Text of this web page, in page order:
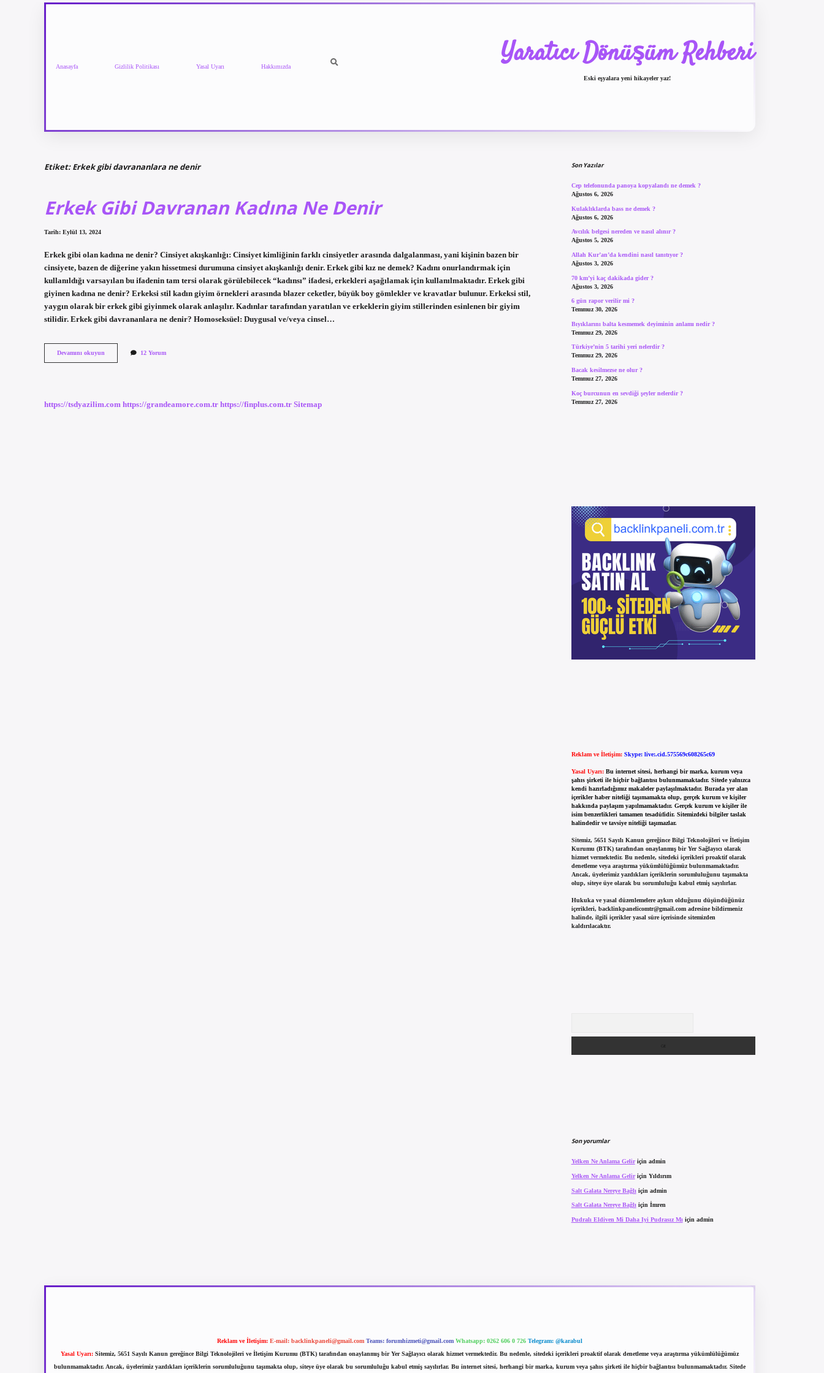
Anasayfa Gizlilik Politikası Yasal Uyarı Hakkımızda Yaratıcı Dönüşüm Rehberi
Eski eşyalara yeni hikayeler yaz!
Etiket:Erkek gibi davrananlara ne denir
Erkek Gibi Davranan Kadına Ne Denir
Tarih: Eylül 13, 2024
Erkek gibi olan kadına ne denir? Cinsiyet akışkanlığı: Cinsiyet kimliğinin farklı cinsiyetler arasında dalgalanması, yani kişinin bazen bir
cinsiyete, bazen de diğerine yakın hissetmesi durumuna cinsiyet akışkanlığı denir. Erkek gibi kız ne demek? Kadını onurlandırmak için
kullanıldığı varsayılan bu ifadenin tam tersi olarak görülebilecek “kadınsı” ifadesi, erkekleri aşağılamak için kullanılmaktadır. Erkek gibi
giyinen kadına ne denir? Erkeksi stil kadın giyim örnekleri arasında blazer ceketler, büyük boy gömlekler ve kravatlar bulunur. Erkeksi stil,
yaygın olarak bir erkek gibi giyinmek olarak anlaşılır. Kadınlar tarafından yaratılan ve erkeklerin giyim stillerinden esinlenen bir giyim
stilidir. Erkek gibi davrananlara ne denir? Homoseksüel: Duygusal ve/veya cinsel…
Devamını okuyun
Gibi
12 Yorum
https://tsdyazilim.com https://grandeamore.com.tr https://finplus.com.tr Sitemap
Son Yazılar
Cep telefonunda panoya kopyalandı ne demek ?
Ağustos 6, 2026
Kulaklıklarda bass ne demek ?
Ağustos 6, 2026
Avcılık belgesi nereden ve nasıl alınır ?
Ağustos 5, 2026
Allah Kur’an’da kendini nasıl tanıtıyor ?
Ağustos 3, 2026
70 km’yi kaç dakikada gider ?
Ağustos 3, 2026
6 gün rapor verilir mi ?
Temmuz 30, 2026
Bıyıklarını balta kesmemek deyiminin anlamı nedir ?
Temmuz 29, 2026
Türkiye’nin 5 tarihi yeri nelerdir ?
Temmuz 29, 2026
Bacak kesilmezse ne olur ?
Temmuz 27, 2026
Koç burcunun en sevdiği şeyler nelerdir ?
Temmuz 27, 2026
Reklam ve İletişim: Skype: live:.cid.575569c608265c69
Yasal Uyarı: Bu internet sitesi, herhangi bir marka, kurum veya
şahıs şirketi ile hiçbir bağlantısı bulunmamaktadır. Sitede yalnızca
kendi hazırladığımız makaleler paylaşılmaktadır. Burada yer alan
içerikler haber niteliği taşımamakta olup, gerçek kurum ve kişiler
hakkında paylaşım yapılmamaktadır. Gerçek kurum ve kişiler ile
isim benzerlikleri tamamen tesadüfidir. Sitemizdeki bilgiler taslak
halindedir ve tavsiye niteliği taşımazlar.
Sitemiz, 5651 Sayılı Kanun gereğince Bilgi Teknolojileri ve İletişim
Kurumu (BTK) tarafından onaylanmış bir Yer Sağlayıcı olarak
hizmet vermektedir. Bu nedenle, sitedeki içerikleri proaktif olarak
denetleme veya araştırma yükümlülüğümüz bulunmamaktadır.
Ancak, üyelerimiz yazdıkları içeriklerin sorumluluğunu taşımakta
olup, siteye üye olarak bu sorumluluğu kabul etmiş sayılırlar.
Hukuka ve yasal düzenlemelere aykırı olduğunu düşündüğünüz
içerikleri, backlinkpanelicomtr@gmail.comadresine bildirmeniz
halinde, ilgili içerikler yasal süre içerisinde sitemizden
kaldırılacaktır.
Son yorumlar
Yelken Ne Anlama Geliriçin admin
Yelken Ne Anlama Geliriçin Yıldırım
Salt Galata Nereye Bağlı için admin
Salt Galata Nereye Bağlı için İmren
Pudralı Eldiven Mi Daha Iyi Pudrasız Mı için admin
Reklam ve İletişim: E-mail: backlinkpaneli@gmail.com Teams: forumhizmeti@gmail.com Whatsapp: 0262 606 0 726 Telegram: @karabul
Yasal Uyarı: Sitemiz, 5651 Sayılı Kanun gereğince Bilgi Teknolojileri ve İletişim Kurumu (BTK) tarafından onaylanmış bir Yer Sağlayıcı olarak hizmet vermektedir. Bu nedenle, sitedeki içerikleri proaktif olarak denetleme veya araştırma yükümlülüğümüz
bulunmamaktadır. Ancak, üyelerimiz yazdıkları içeriklerin sorumluluğunu taşımakta olup, siteye üye olarak bu sorumluluğu kabul etmiş sayılırlar. Bu internet sitesi, herhangi bir marka, kurum veya şahıs şirketi ile hiçbir bağlantısı bulunmamaktadır. Sitede